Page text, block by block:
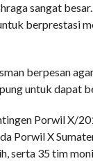
sangat
berprestasi
berpesan
untuk dapat
Porwil X/
Porwil X
serta 35 tim